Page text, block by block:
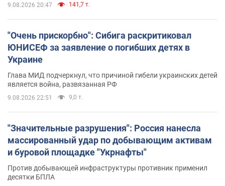
9.08.2026 20:47 141,7 т.
"Очень прискорбно": Сибига раскритиковал
ЮНИСЕФ за заявление о погибших детях в
Украине
Глава МИД подчеркнул, что причиной гибели украинских детей
является война, развязанная РФ
9.08.2026 22:51 9,0 т.
"Значительные разрушения": Россия нанесла
массированный удар по добывающим активам
и буровой площадке "Укрнафты"
Против добывающей инфраструктуры противник применил
десятки БПЛА